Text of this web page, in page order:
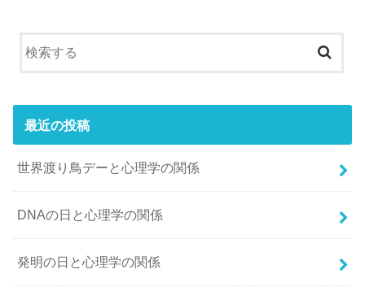
最近の投稿
世界渡り鳥デーと心理学の関係
DNAの日と心理学の関係
発明の日と心理学の関係